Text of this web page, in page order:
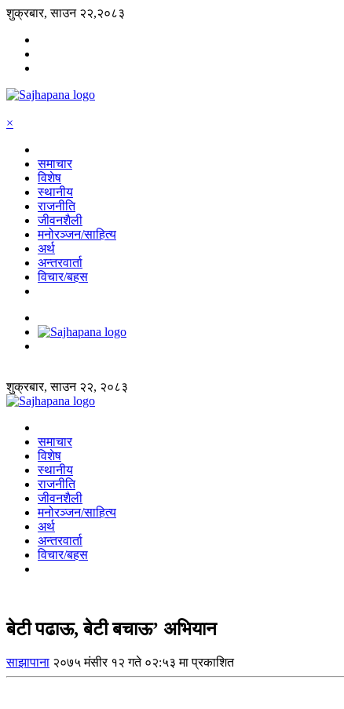
शुक्रबार, साउन २२,२०८३
×
समाचार
विशेष
स्थानीय
राजनीति
जीवनशैली
मनोरञ्जन/साहित्य
अर्थ
अन्तरवार्ता
विचार/बहस
शुक्रबार, साउन २२, २०८३
समाचार
विशेष
स्थानीय
राजनीति
जीवनशैली
मनोरञ्जन/साहित्य
अर्थ
अन्तरवार्ता
विचार/बहस
बेटी पढाऊ, बेटी बचाऊ’ अभियान
साझापाना २०७५ मंसीर १२ गते ०२:५३ मा प्रकाशित